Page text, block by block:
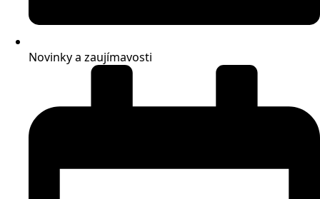
Novinky a zaujímavosti